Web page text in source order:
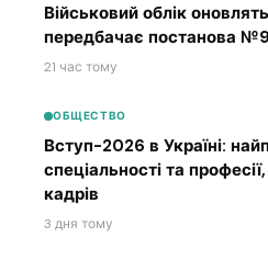
Військовий облік
передбачає постанова
21 час тому
ОБЩЕСТВО
Вступ-2026 в Україні:
спеціальності та
кадрів
3 дня тому